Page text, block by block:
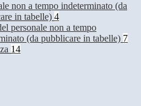
non a tempo indeterminato (da
in tabelle) 4
personale non a tempo
(da pubblicare in tabelle) 7
14